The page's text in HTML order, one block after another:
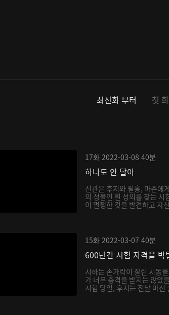
최신화 부터 첫
17화 2022-03-08 40분
하나도 안 달아
신관은 후지와 필홍, 마존에
의 성물인 흰 성의를 찾는
이 멀쩡한 것을 발견하고 자
15화 2022-03-07 40분
600년간 시험 자격을 박
시하는 손가락이 잘린 시동
가 너무 충격을 받지는 않았
시험 당일, 후지는 전날 마신